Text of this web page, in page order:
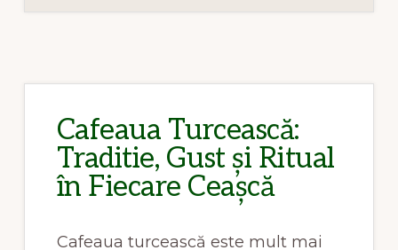
Cafeaua Turcească:
Traditie, Gust și Ritual
în Fiecare Ceașcă
Cafeaua turcească este mult mai